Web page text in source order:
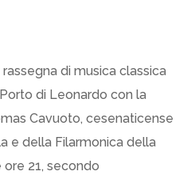
di musica classica
di Leonardo con la
Cavuoto, cesenaticense
e della Filarmonica della
ore 21, secondo